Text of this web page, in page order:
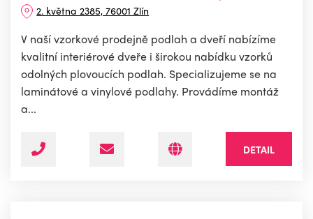
2. května 2385, 76001 Zlín
V naší vzorkové prodejně podlah a dveří nabízíme
kvalitní interiérové dveře i širokou nabídku vzorků
odolných plovoucích podlah. Specializujeme se na
laminátové a vinylové podlahy. Provádíme montáž
a...
DETAIL